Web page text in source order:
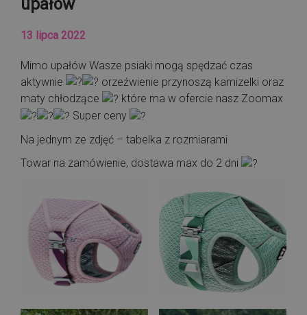
13 lipca 2022
Mimo upałów Wasze psiaki mogą spędzać czas
aktywnie
orzeźwienie przynoszą kamizelki oraz
maty chłodzące
które ma w ofercie nasz Zoomax
Super ceny
Na jednym ze zdjęć – tabelka z rozmiarami
Towar na zamówienie, dostawa max do 2 dni